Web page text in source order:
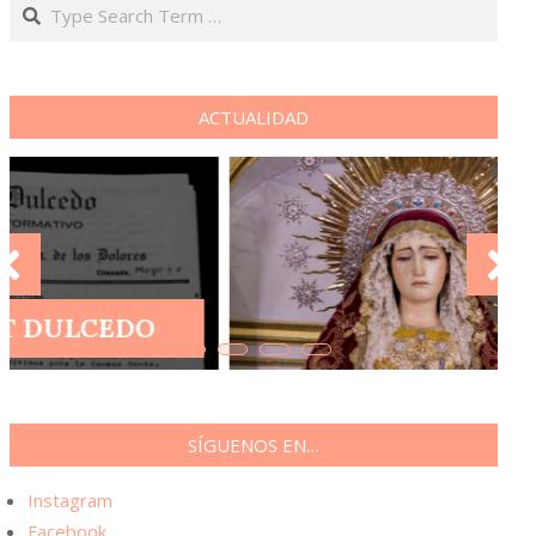
ACTUALIDAD
DOLORES, Reina de la
Luz y el Templo
SÍGUENOS EN…
Instagram
Facebook